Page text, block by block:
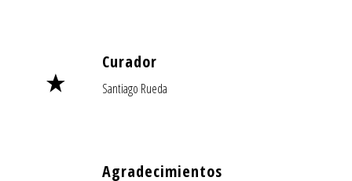
Curador
Santiago Rueda
Agradecimientos